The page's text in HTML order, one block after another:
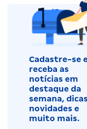
Cadastre-se
receba as
notícias em
destaque da
semana,
novidades e
muito mais.